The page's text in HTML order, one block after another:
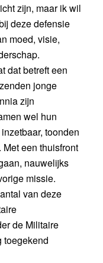
zijn, maar ik wil
deze defensie
moed, visie,
dat betreft een
jonge
zijn
wel hun
toonden
een thuisfront
nauwelijks
missie.
van deze
de Militaire
toegekend